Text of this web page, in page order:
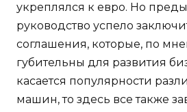
укреплялся к евро. Но
руководство успело
соглашения, которые, по
губительны для развития
касается популярности
машин, то здесь все также